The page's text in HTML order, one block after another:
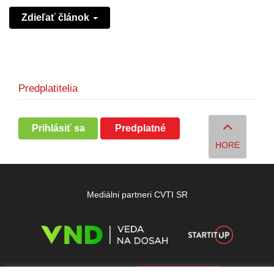
Zdieľať článok
Predplatitelia
Prihlásiť sa Predplatné
HORE
Mediálni partneri CVTI SR